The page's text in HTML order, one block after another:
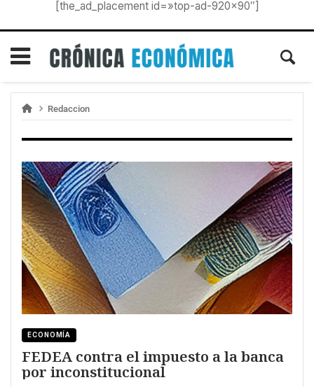
[the_ad_placement id=»top-ad-920×90″]
Redaccion
ECONOMÍA
FEDEA contra el impuesto a la banca
por inconstitucional